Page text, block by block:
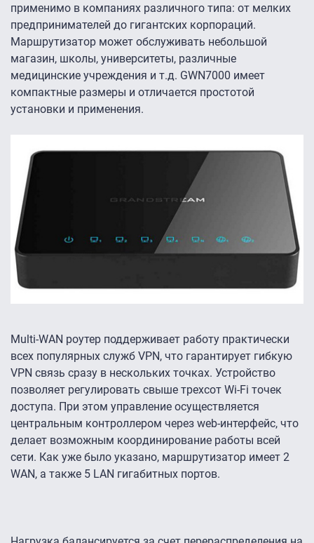
применимо в компаниях различного типа: от мелких
предпринимателей до гигантских корпораций.
Маршрутизатор может обслуживать небольшой
магазин, школы, университеты, различные
медицинские учреждения и т.д. GWN7000 имеет
компактные размеры и отличается простотой
установки и применения.
Multi-WAN роутер поддерживает работу практически
всех популярных служб VPN, что гарантирует гибкую
VPN связь сразу в нескольких точках. Устройство
позволяет регулировать свыше трехсот Wi-Fi точек
доступа. При этом управление осуществляется
центральным контроллером через web-интерфейс, что
делает возможным координирование работы всей
сети. Как уже было указано, маршрутизатор имеет 2
WAN, а также 5 LAN гигабитных портов.